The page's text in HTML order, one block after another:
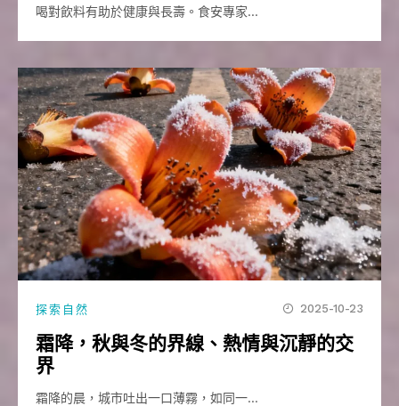
喝對飲料有助於健康與長壽。食安專家…
探索自然 2025-10-23
霜降，秋與冬的界線、熱情與沉靜的交
界
霜降的晨，城市吐出一口薄霧，如同一…